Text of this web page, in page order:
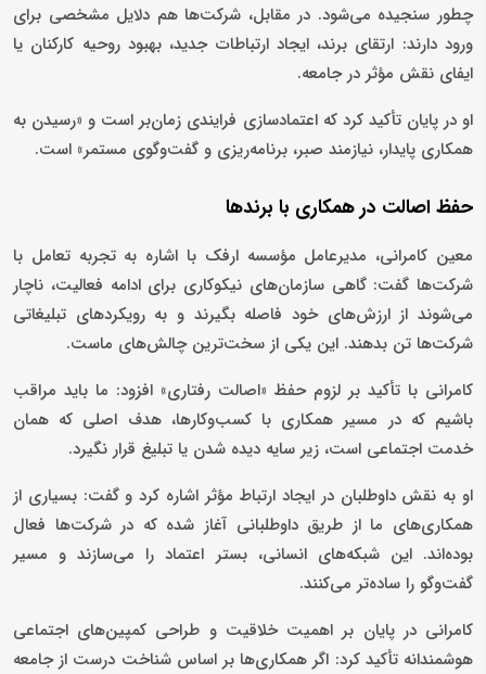
چطور سنجیده می‌شود. در مقابل، شرکت‌ها هم دلایل مشخصی برای
ورود دارند: ارتقای برند، ایجاد ارتباطات جدید، بهبود روحیه کارکنان یا
ایفای نقش مؤثر در جامعه.
او در پایان تأکید کرد که اعتمادسازی فرایندی زمان‌بر است و «رسیدن به
همکاری پایدار، نیازمند صبر، برنامه‌ریزی و گفت‌وگوی مستمر» است.
حفظ اصالت در همکاری با برندها
معین کامرانی، مدیرعامل مؤسسه ارفک با اشاره به تجربه تعامل با
شرکت‌ها گفت: گاهی سازمان‌های نیکوکاری برای ادامه فعالیت، ناچار
می‌شوند از ارزش‌های خود فاصله بگیرند و به رویکردهای تبلیغاتی
شرکت‌ها تن بدهند. این یکی از سخت‌ترین چالش‌های ماست.
کامرانی با تأکید بر لزوم حفظ «اصالت رفتاری» افزود: ما باید مراقب
باشیم که در مسیر همکاری با کسب‌وکارها، هدف اصلی که همان
خدمت اجتماعی است، زیر سایه دیده شدن یا تبلیغ قرار نگیرد.
او به نقش داوطلبان در ایجاد ارتباط مؤثر اشاره کرد و گفت: بسیاری از
همکاری‌های ما از طریق داوطلبانی آغاز شده که در شرکت‌ها فعال
بوده‌اند. این شبکه‌های انسانی، بستر اعتماد را می‌سازند و مسیر
گفت‌وگو را ساده‌تر می‌کنند.
کامرانی در پایان بر اهمیت خلاقیت و طراحی کمپین‌های اجتماعی
هوشمندانه تأکید کرد: اگر همکاری‌ها بر اساس شناخت درست از جامعه